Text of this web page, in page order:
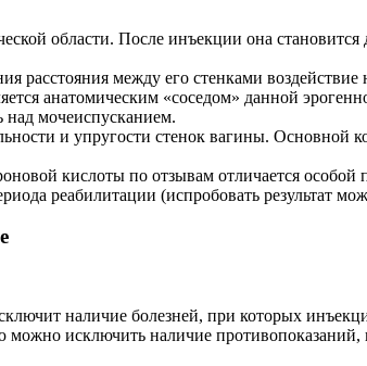
области. После инъекции она
расстояния между его стенками
анатомическим «соседом» данной
над мочеиспусканием.
и упругости стенок вагины.
кислоты по отзывам отличается
реабилитации (испробовать результат
наличие болезней, при которых
исключить наличие